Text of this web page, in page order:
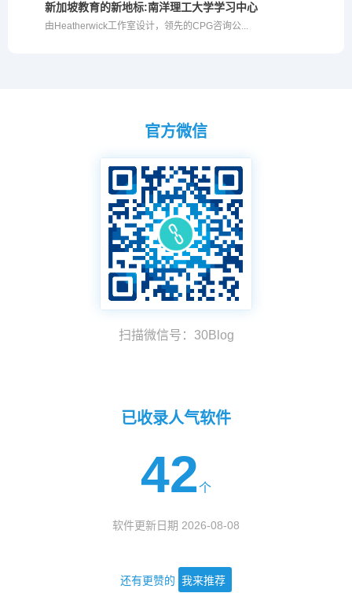
新加坡教育的新地标:南洋理工大学学习中心
由Heatherwick工作室设计，领先的CPG咨询公...
官方微信
扫描微信号：30Blog
已收录人气软件
42个
软件更新日期 2026-08-08
还有更赞的 我来推荐